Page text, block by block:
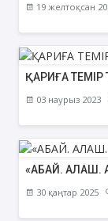
19 желтоқсан
ҚАРИҒА ТЕМІР
03 наурыз 2023
«АБАЙ. АЛАШ.
30 қаңтар 2025